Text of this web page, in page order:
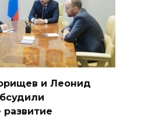
и Леонид
развитие